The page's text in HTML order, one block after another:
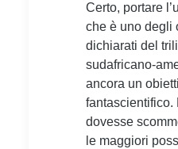
Certo, portare
che è uno degli
dichiarati del
sudafricano-
ancora un
fantascientifico.
dovesse
le maggiori